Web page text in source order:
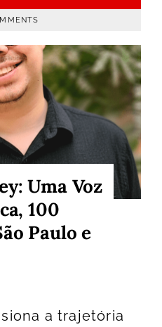
Uma Voz
100
Paulo e
a trajetória